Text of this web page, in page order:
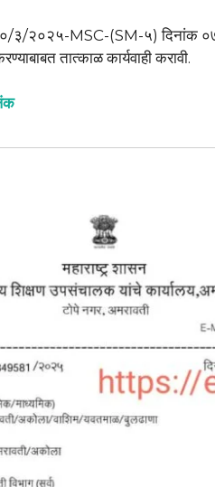
३/२०२५-MSC-(SM-५) दिनांक
तात्काळ कार्यवाही करावी.